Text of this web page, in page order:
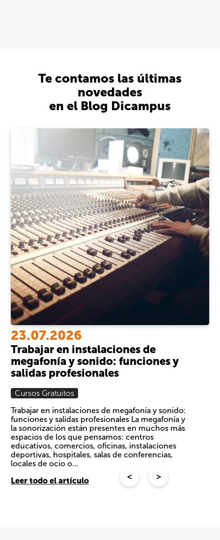
Te contamos las últimas
novedades
en el Blog Dicampus
23.07.2026
Trabajar en instalaciones de
megafonía y sonido: funciones y
salidas profesionales
Cursos Gratuitos
Trabajar en instalaciones de megafonía y sonido:
funciones y salidas profesionales La megafonía y
la sonorización están presentes en muchos más
espacios de los que pensamos: centros
educativos, comercios, oficinas, instalaciones
deportivas, hospitales, salas de conferencias,
locales de ocio o…
Leer todo el artículo < >